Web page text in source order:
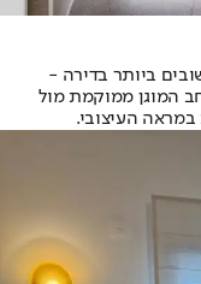
ביותר בדירה -
המוגן ממוקמת מול
במראה העיצובי.